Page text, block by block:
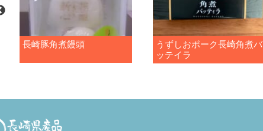
長崎豚角煮饅頭
うずしおポーク長崎角煮バ
ッテイラ